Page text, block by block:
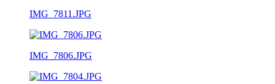
IMG_7811.JPG
IMG_7806.JPG